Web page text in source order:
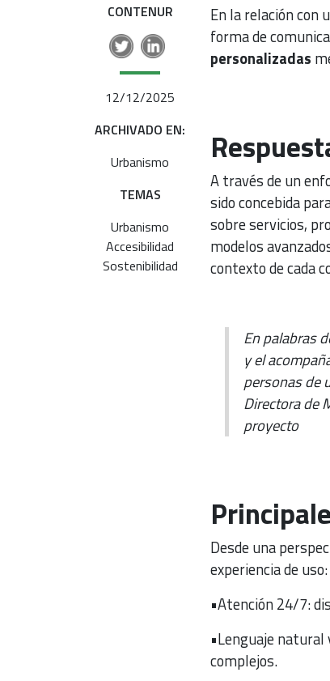
CONTENUR
12/12/2025
ARCHIVADO EN:
Urbanismo
TEMAS
Urbanismo
Accesibilidad
Sostenibilidad
En la relación con
forma de
personalizadas
A través de un
sido concebida
sobre servicios,
modelos
contexto de cada
En palabras
y el
personas de
Directora de
proyecto
Desde una
experiencia de uso:
•Atención 24/7:
•Lenguaje
complejos.